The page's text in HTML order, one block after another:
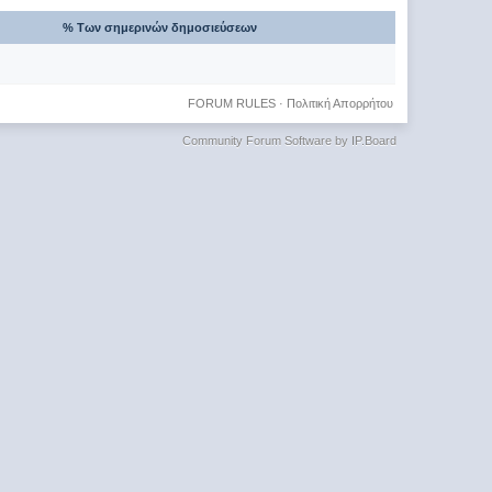
% Των σημερινών δημοσιεύσεων
Πολιτική Απορρήτου
FORUM RULES·
Community Forum Software by IP.Board